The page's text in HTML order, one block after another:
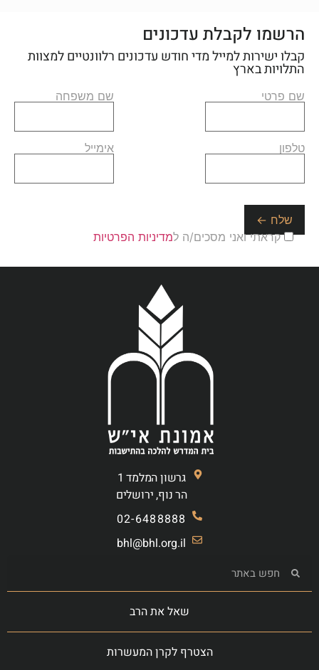
הרשמו לקבלת עדכונים
קבלו ישירות למייל מדי חודש עדכונים רלוונטיים למצוות
התלויות בארץ
שם פרטי שם משפחה
טלפון אימייל
קראתי ואני מסכים/ה למדיניות הפרטיות
גרשון המלמד 1
הר נוף, ירושלים
02-6488888
bhl@bhl.org.il
שאל את הרב
הצטרף לקרן המעשרות